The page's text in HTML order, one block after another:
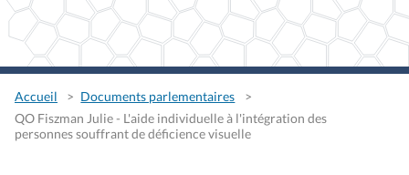
Accueil
Documents parlementaires
QO Fiszman Julie - L'aide individuelle à l'intégration des
personnes souffrant de déficience visuelle